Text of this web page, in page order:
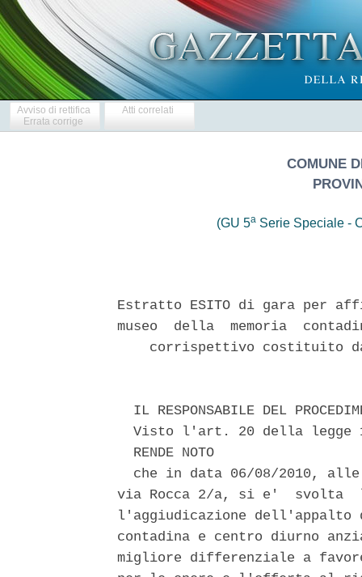
Avviso di rettifica
Errata corrige
Atti correlati
COMUNE
(GU 5a Serie Speciale -
Estratto ESITO di gara per
museo  della  memoria
corrispettivo costituito
IL RESPONSABILE DEL
Visto l'art. 20 della
  RENDE NOTO
che in data 06/08/2010,
via Rocca 2/a, si e'  svolta
l'aggiudicazione dell'appalto
contadina e centro diurno
migliore differenziale a